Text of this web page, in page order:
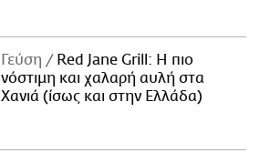
Γεύση
Red Jane Grill: Η πιο
νόστιμη και χαλαρή αυλή στα
Χανιά (ίσως και στην Ελλάδα)